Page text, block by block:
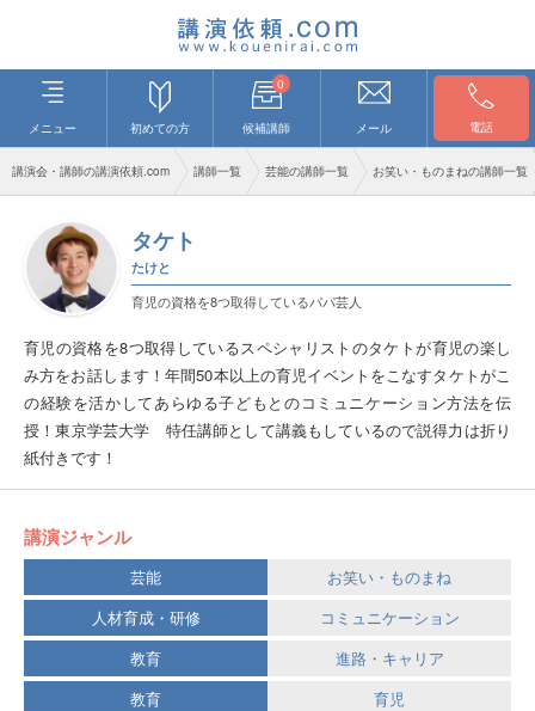
メニュー 初めての方
0
候補講師 メール 電話
講演会・講師の講演依頼.com 講師一覧 芸能の講師一覧 お笑い・ものまねの講師一覧
タケト
たけと
育児の資格を8つ取得しているパパ芸人
育児の資格を8つ取得しているスペシャリストのタケトが育児の楽し
み方をお話します！年間50本以上の育児イベントをこなすタケトがこ
の経験を活かしてあらゆる子どもとのコミュニケーション方法を伝
授！東京学芸大学 特任講師として講義もしているので説得力は折り
紙付きです！
講演ジャンル
芸能
お笑い・ものまね
人材育成・研修
コミュニケーション
教育
進路・キャリア
教育
育児